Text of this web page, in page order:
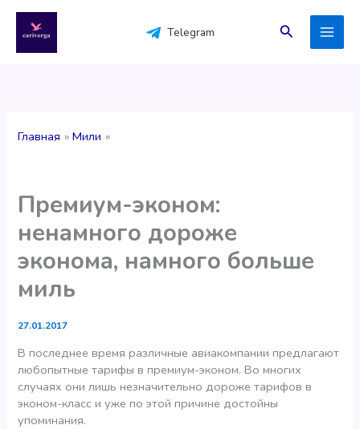
содержимому
Telegram Поиск
Главная Мили
Премиум-эконом:
ненамного дороже
эконома, намного больше
миль
27.01.2017
В последнее время различные авиакомпании предлагают
любопытные тарифы в премиум-эконом. Во многих
случаях они лишь незначительно дороже тарифов в
эконом-класс и уже по этой причине достойны
упоминания.